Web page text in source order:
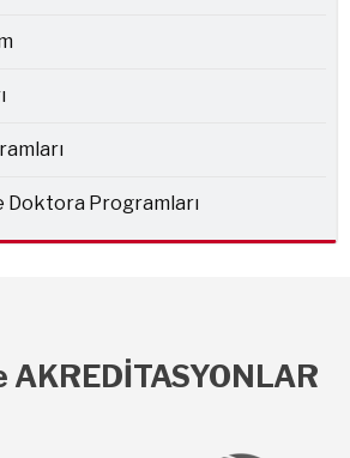
Doktora Programları
AKREDİTASYONLAR